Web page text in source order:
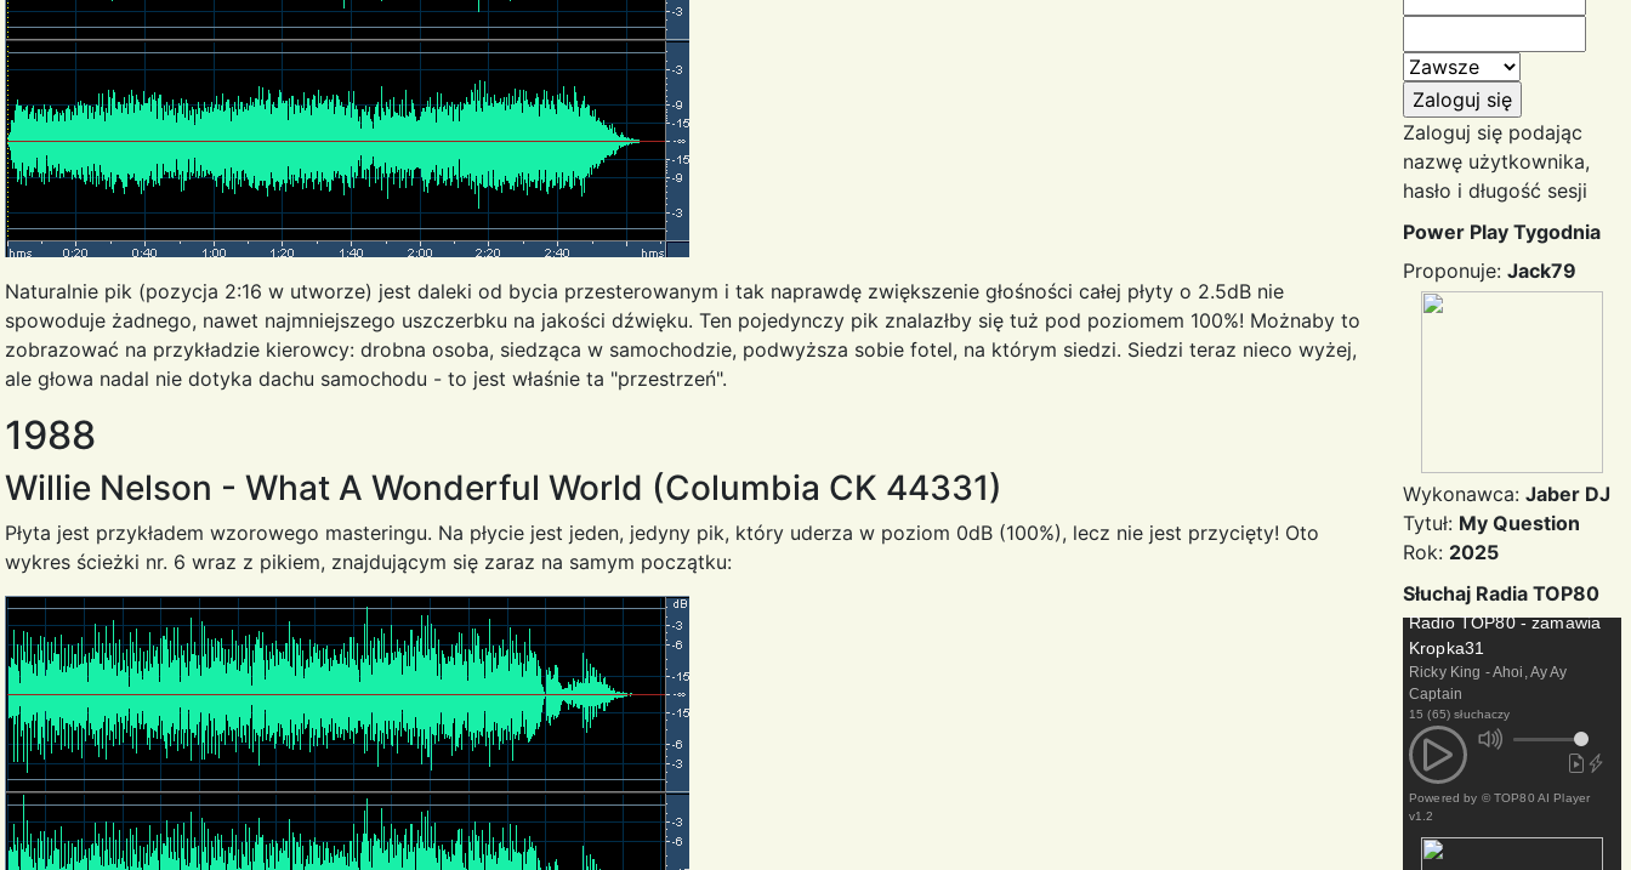
Naturalnie pik (pozycja 2:16 w utworze) jest daleki od bycia przesterowanym i tak naprawdę zwiększenie głośności całej płyty o 2.5dB nie
spowoduje żadnego, nawet najmniejszego uszczerbku na jakości dźwięku. Ten pojedynczy pik znalazłby się tuż pod poziomem 100%! Możnaby to
zobrazować na przykładzie kierowcy: drobna osoba, siedząca w samochodzie, podwyższa sobie fotel, na którym siedzi. Siedzi teraz nieco wyżej,
ale głowa nadal nie dotyka dachu samochodu - to jest właśnie ta "przestrzeń".
1988
Willie Nelson - What A Wonderful World (Columbia CK 44331)
Płyta jest przykładem wzorowego masteringu. Na płycie jest jeden, jedyny pik, który uderza w poziom 0dB (100%), lecz nie jest przycięty! Oto
wykres ścieżki nr. 6 wraz z pikiem, znajdującym się zaraz na samym początku:
Zaloguj się podając
nazwę użytkownika,
hasło i długość sesji
Power Play Tygodnia
Proponuje: Jack79
Wykonawca: Jaber DJ
Tytuł: My Question
Rok: 2025
Słuchaj Radia TOP80
Radio TOP80 - zamawia
Kropka31
Ricky King - Ahoi, Ay Ay
Captain
15 (65) słuchaczy
Powered by © TOP80 AI Player
v1.2